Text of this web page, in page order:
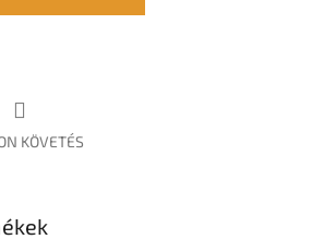
KÖVETÉS